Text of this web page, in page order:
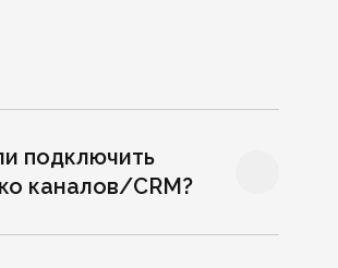
Beautybox, 1C,
или Max
подключить
каналов/CRM?